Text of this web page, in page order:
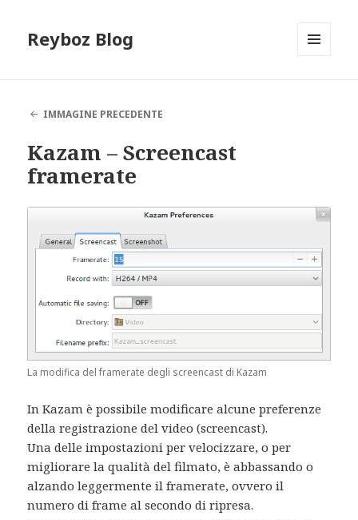
Reyboz Blog
IMMAGINE PRECEDENTE
Kazam – Screencast
framerate
La modifica del framerate degli screencast di Kazam
In Kazam è possibile modificare alcune preferenze
della registrazione del video (screencast).
Una delle impostazioni per velocizzare, o per
migliorare la qualità del filmato, è abbassando o
alzando leggermente il framerate, ovvero il
numero di frame al secondo di ripresa.